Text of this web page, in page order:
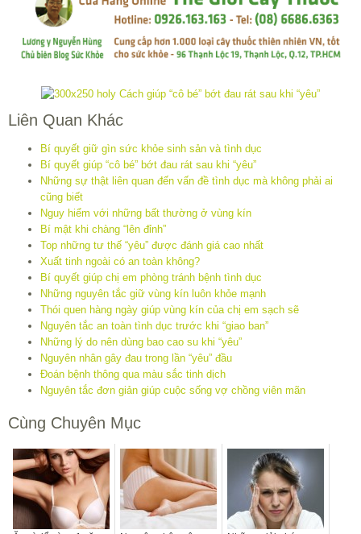
Liên Quan Khác
Bí quyết giữ gìn sức khỏe sinh sản và tình dục
Bí quyết giúp “cô bé” bớt đau rát sau khi “yêu”
Những sự thật liên quan đến vấn đề tình dục mà không phải ai
cũng biết
Nguy hiểm với những bất thường ở vùng kín
Bí mật khi chàng “lên đỉnh”
Top những tư thế “yêu” được đánh giá cao nhất
Xuất tinh ngoài có an toàn không?
Bí quyết giúp chị em phòng tránh bệnh tình dục
Những nguyên tắc giữ vùng kín luôn khỏe mạnh
Thói quen hàng ngày giúp vùng kín của chị em sạch sẽ
Nguyên tắc an toàn tình dục trước khi “giao ban”
Những lý do nên dùng bao cao su khi “yêu”
Nguyên nhân gây đau trong lần “yêu” đầu
Đoán bệnh thông qua màu sắc tinh dịch
Nguyên tắc đơn giản giúp cuộc sống vợ chồng viên mãn
Cùng Chuyên Mục